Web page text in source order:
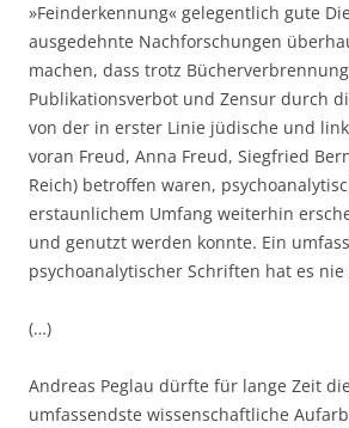
»Feinderkennung« gelegentlich gute
ausgedehnte Nachforschungen
machen, dass trotz
Publikationsverbot und Zensur durch
von der in erster Linie jüdische und
voran Freud, Anna Freud, Siegfried
Reich) betroffen waren,
erstaunlichem Umfang weiterhin
und genutzt werden konnte. Ein
psychoanalytischer Schriften hat es
(…)
Andreas Peglau dürfte für lange Zeit
umfassendste wissenschaftliche